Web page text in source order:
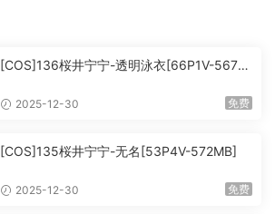
[COS]136桜井宁宁-透明泳衣[66P1V-567M
2025-12-30 免费
[COS]135桜井宁宁-无名[53P4V-572MB]
2025-12-30 免费